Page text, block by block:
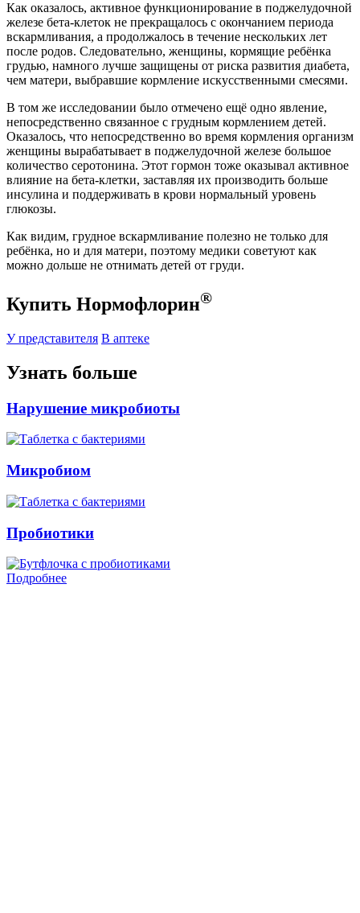
Как оказалось, активное функционирование в поджелудочной
железе бета-клеток не прекращалось с окончанием периода
вскармливания, а продолжалось в течение нескольких лет
после родов. Следовательно, женщины, кормящие ребёнка
грудью, намного лучше защищены от риска развития диабета,
чем матери, выбравшие кормление искусственными смесями.
В том же исследовании было отмечено ещё одно явление,
непосредственно связанное с грудным кормлением детей.
Оказалось, что непосредственно во время кормления организм
женщины вырабатывает в поджелудочной железе большое
количество серотонина. Этот гормон тоже оказывал активное
влияние на бета-клетки, заставляя их производить больше
инсулина и поддерживать в крови нормальный уровень
глюкозы.
Как видим, грудное вскармливание полезно не только для
ребёнка, но и для матери, поэтому медики советуют как
можно дольше не отнимать детей от груди.
Купить Нормофлорин®
У представителя В аптеке
Узнать больше
Нарушение микробиоты
Микробиом
Пробиотики
Подробнее